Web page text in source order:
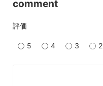
comment
評価
5 4 3 2